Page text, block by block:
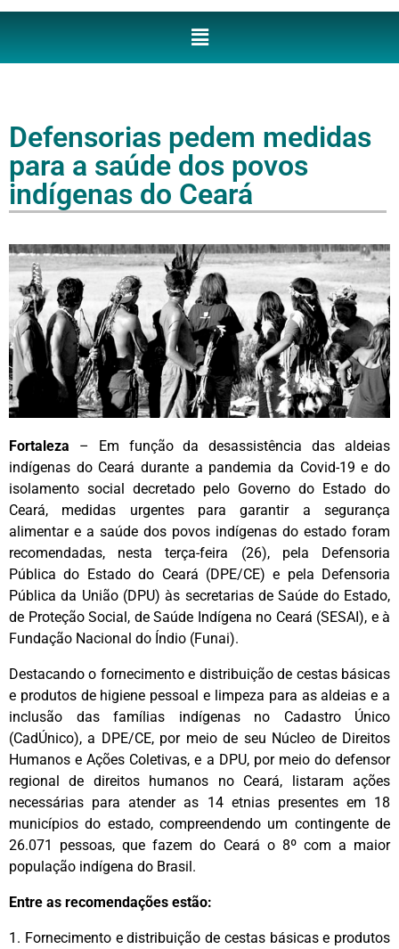
Defensorias pedem medidas
para a saúde dos povos
indígenas do Ceará
Fortaleza – Em função da desassistência das aldeias
indígenas do Ceará durante a pandemia da Covid-19 e do
isolamento social decretado pelo Governo do Estado do
Ceará, medidas urgentes para garantir a segurança
alimentar e a saúde dos povos indígenas do estado foram
recomendadas, nesta terça-feira (26), pela Defensoria
Pública do Estado do Ceará (DPE/CE) e pela Defensoria
Pública da União (DPU) às secretarias de Saúde do Estado,
de Proteção Social, de Saúde Indígena no Ceará (SESAI), e à
Fundação Nacional do Índio (Funai).
Destacando o fornecimento e distribuição de cestas básicas
e produtos de higiene pessoal e limpeza para as aldeias e a
inclusão das famílias indígenas no Cadastro Único
(CadÚnico), a DPE/CE, por meio de seu Núcleo de Direitos
Humanos e Ações Coletivas, e a DPU, por meio do defensor
regional de direitos humanos no Ceará, listaram ações
necessárias para atender as 14 etnias presentes em 18
municípios do estado, compreendendo um contingente de
26.071 pessoas, que fazem do Ceará o 8º com a maior
população indígena do Brasil.
Entre as recomendações estão:
1. Fornecimento e distribuição de cestas básicas e produtos